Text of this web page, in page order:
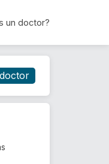
un doctor?
cita